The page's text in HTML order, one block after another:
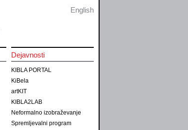
English
Dejavnosti
KIBLA PORTAL
KiBela
artKIT
KIBLA2LAB
Neformalno izobraževanje
Spremljevalni program